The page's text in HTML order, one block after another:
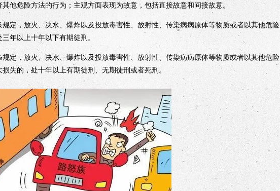
他危险方法的行为；主观方面表现为故意，包括直接故意和间接故意。
，放火、决水、爆炸以及投放毒害性、放射性、传染病病原体等物质或者以其他危险
年以上十年以下有期徒刑。
，放火、决水、爆炸以及投放毒害性、放射性、传染病病原体等物质或者以其他危险
失的，处十年以上有期徒刑、无期徒刑或者死刑。